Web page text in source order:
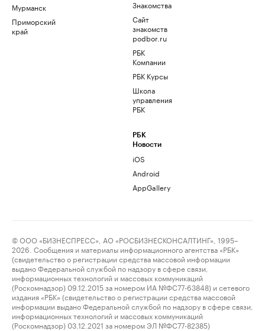
Мурманск
Приморский
край
Знакомства
Сайт
знакомств
podbor.ru
РБК
Компании
РБК Курсы
Школа
управления
РБК
РБК
Новости
iOS
Android
AppGallery
© ООО «БИЗНЕСПРЕСС», АО «РОСБИЗНЕСКОНСАЛТИНГ», 1995–
2026. Сообщения и материалы информационного агентства «РБК»
(свидетельство о регистрации средства массовой информации
выдано Федеральной службой по надзору в сфере связи,
информационных технологий и массовых коммуникаций
(Роскомнадзор) 09.12.2015 за номером ИА №ФС77-63848) и сетевого
издания «РБК» (свидетельство о регистрации средства массовой
информации выдано Федеральной службой по надзору в сфере связи,
информационных технологий и массовых коммуникаций
(Роскомнадзор) 03.12.2021 за номером ЭЛ №ФС77-82385)